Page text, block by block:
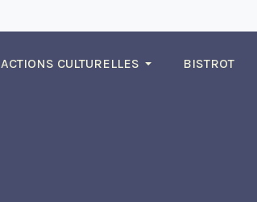
ACTIONS CULTURELLES BISTROT